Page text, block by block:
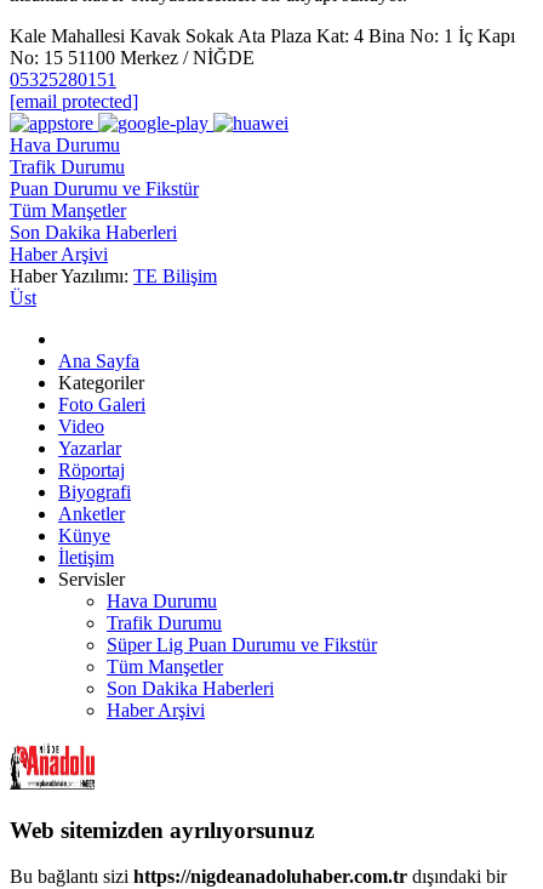
Kale Mahallesi Kavak Sokak Ata Plaza Kat: 4 Bina No: 1 İç Kapı
No: 15 51100 Merkez / NİĞDE
05325280151
[email protected]
Hava Durumu
Trafik Durumu
Puan Durumu ve Fikstür
Tüm Manşetler
Son Dakika Haberleri
Haber Arşivi
Haber Yazılımı: TE Bilişim
Üst
Ana Sayfa
Kategoriler
Foto Galeri
Video
Yazarlar
Röportaj
Biyografi
Anketler
Künye
İletişim
Servisler
Hava Durumu
Trafik Durumu
Süper Lig Puan Durumu ve Fikstür
Tüm Manşetler
Son Dakika Haberleri
Haber Arşivi
Web sitemizden ayrılıyorsunuz
Bu bağlantı sizi https://nigdeanadoluhaber.com.tr dışındaki bir